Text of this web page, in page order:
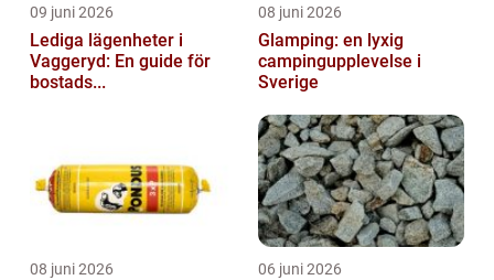
09 juni 2026
Lediga lägenheter i
Vaggeryd: En guide för
bostads...
08 juni 2026
Glamping: en lyxig
campingupplevelse i
Sverige
08 juni 2026 06 juni 2026